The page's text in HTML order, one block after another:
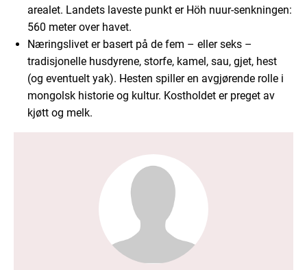
arealet. Landets laveste punkt er Höh nuur-senkningen:
560 meter over havet.
Næringslivet er basert på de fem – eller seks –
tradisjonelle husdyrene, storfe, kamel, sau, gjet, hest
(og eventuelt yak). Hesten spiller en avgjørende rolle i
mongolsk historie og kultur. Kostholdet er preget av
kjøtt og melk.